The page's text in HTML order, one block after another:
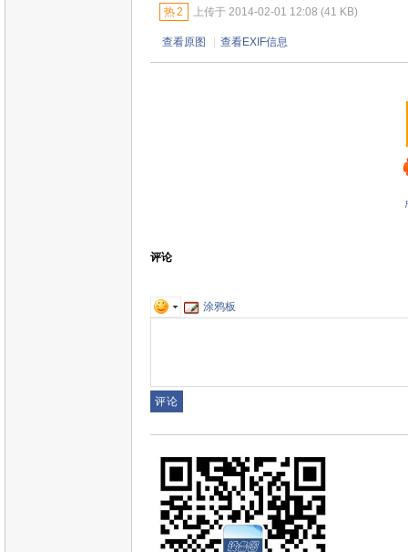
热2 上传于 2014-02-01 12:08 (41 KB)
查看原图 查看EXIF信息
评论
涂鸦板